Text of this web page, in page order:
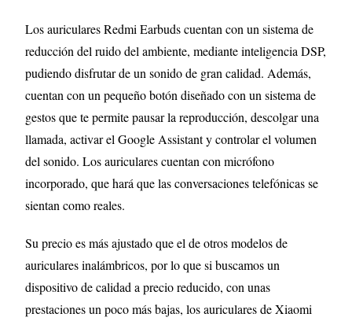
Los auriculares Redmi Earbuds cuentan con un sistema de
reducción del ruido del ambiente, mediante inteligencia DSP,
pudiendo disfrutar de un sonido de gran calidad. Además,
cuentan con un pequeño botón diseñado con un sistema de
gestos que te permite pausar la reproducción, descolgar una
llamada, activar el Google Assistant y controlar el volumen
del sonido. Los auriculares cuentan con micrófono
incorporado, que hará que las conversaciones telefónicas se
sientan como reales.
Su precio es más ajustado que el de otros modelos de
auriculares inalámbricos, por lo que si buscamos un
dispositivo de calidad a precio reducido, con unas
prestaciones un poco más bajas, los auriculares de Xiaomi